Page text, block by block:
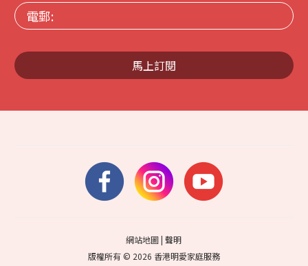
電
郵:
馬上訂閱
網站地圖|聲明
版權所有 © 2026 香港明愛家庭服務